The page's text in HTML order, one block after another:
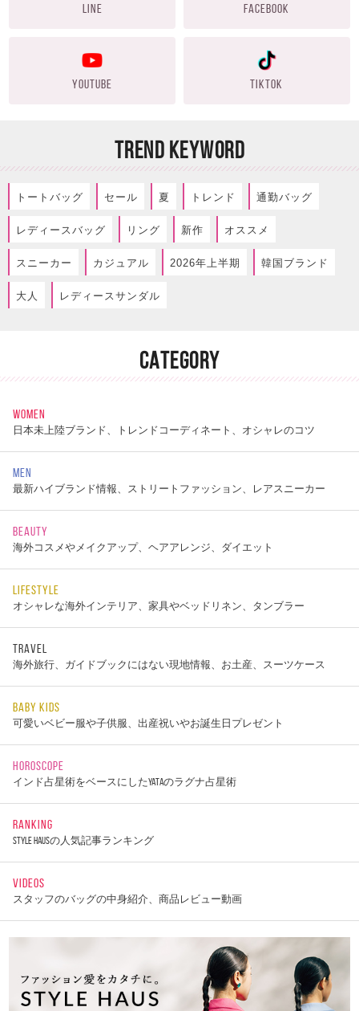
LINE FACEBOOK
YOUTUBE TIKTOK
TREND KEYWORD
トートバッグ セール 夏 トレンド 通勤バッグ
レディースバッグ リング 新作 オススメ
スニーカー カジュアル 2026年上半期 韓国ブランド
大人 レディースサンダル
CATEGORY
WOMEN
日本未上陸ブランド、トレンドコーディネート、オシャレのコツ
MEN
最新ハイブランド情報、ストリートファッション、レアスニーカー
BEAUTY
海外コスメやメイクアップ、ヘアアレンジ、ダイエット
LIFESTYLE
オシャレな海外インテリア、家具やベッドリネン、タンブラー
TRAVEL
海外旅行、ガイドブックにはない現地情報、お土産、スーツケース
BABY KIDS
可愛いベビー服や子供服、出産祝いやお誕生日プレゼント
HOROSCOPE
インド占星術をベースにしたYATAのラグナ占星術
RANKING
STYLE HAUSの人気記事ランキング
VIDEOS
スタッフのバッグの中身紹介、商品レビュー動画